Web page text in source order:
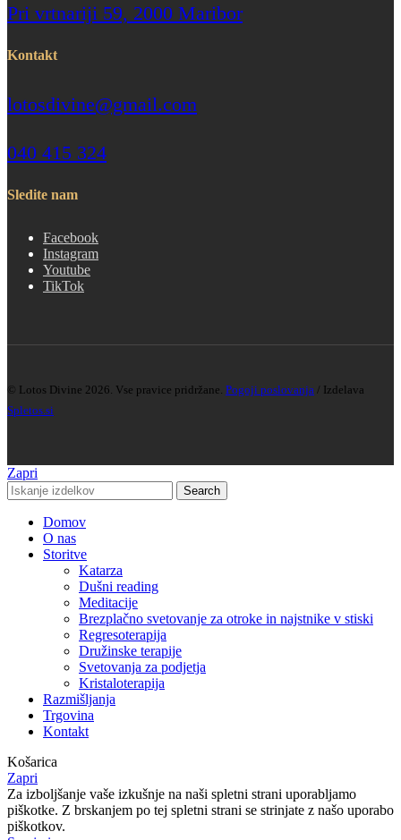
Pri vrtnariji 59, 2000 Maribor
Kontakt
lotosdivine@gmail.com
040 415 324
Sledite nam
Facebook
Instagram
Youtube
TikTok
© Lotos Divine 2026. Vse pravice pridržane. Pogoji poslovanja / Izdelava
Spletos.si
Zapri
Search
Domov
O nas
Storitve
Katarza
Dušni reading
Meditacije
Brezplačno svetovanje za otroke in najstnike v stiski
Regresoterapija
Družinske terapije
Svetovanja za podjetja
Kristaloterapija
Razmišljanja
Trgovina
Kontakt
Košarica
Zapri
Za izboljšanje vaše izkušnje na naši spletni strani uporabljamo
piškotke. Z brskanjem po tej spletni strani se strinjate z našo uporabo
piškotkov.